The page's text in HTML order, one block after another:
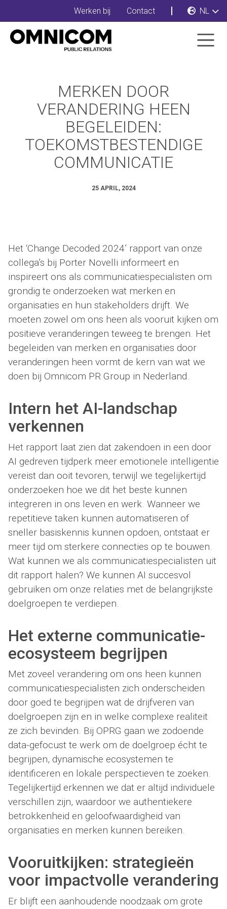
Werken bij Contact NL
MERKEN DOOR
VERANDERING HEEN
BEGELEIDEN:
TOEKOMSTBESTENDIGE
COMMUNICATIE
25 APRIL, 2024
Het ‘Change Decoded 2024’ rapport van onze
collega’s bij Porter Novelli informeert en
inspireert ons als communicatiespecialisten om
grondig te onderzoeken wat merken en
organisaties en hun stakeholders drijft. We
moeten zowel om ons heen als vooruit kijken om
positieve veranderingen teweeg te brengen. Het
begeleiden van merken en organisaties door
veranderingen heen vormt de kern van wat we
doen bij Omnicom PR Group in Nederland.
Intern het AI-landschap
verkennen
Het rapport laat zien dat zakendoen in een door
AI gedreven tijdperk meer emotionele intelligentie
vereist dan ooit tevoren, terwijl we tegelijkertijd
onderzoeken hoe we dit het beste kunnen
integreren in ons leven en werk. Wanneer we
repetitieve taken kunnen automatiseren of
sneller basiskennis kunnen opdoen, ontstaat er
meer tijd om sterkere connecties op te bouwen.
Wat kunnen we als communicatiespecialisten uit
dit rapport halen? We kunnen AI succesvol
gebruiken om onze relaties met de belangrijkste
doelgroepen te verdiepen.
Het externe communicatie-
ecosysteem begrijpen
Met zoveel verandering om ons heen kunnen
communicatiespecialisten zich onderscheiden
door goed te begrijpen wat de drijfveren van
doelgroepen zijn en in welke complexe realiteit
ze zich bevinden. Bij OPRG gaan we zodoende
data-gefocust te werk om de doelgroep écht te
begrijpen, dynamische ecosystemen te
identificeren en lokale perspectieven te zoeken.
Tegelijkertijd erkennen we dat er altijd individuele
verschillen zijn, waardoor we authentiekere
betrokkenheid en geloofwaardigheid van
organisaties en merken kunnen bereiken.
Vooruitkijken: strategieën
voor impactvolle verandering
Er blijft een aanhoudende noodzaak om grote